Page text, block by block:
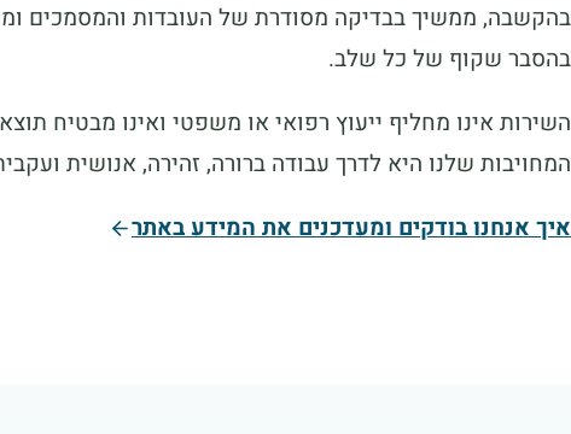
בהקשבה, ממשיך בבדיקה מסודרת של העובדות והמסמכים
בהסבר שקוף של כל שלב.
השירות אינו מחליף ייעוץ רפואי או משפטי ואינו מבטיח
המחויבות שלנו היא לדרך עבודה ברורה, זהירה, אנושית
איך אנחנו בודקים ומעדכנים את המידע באתר